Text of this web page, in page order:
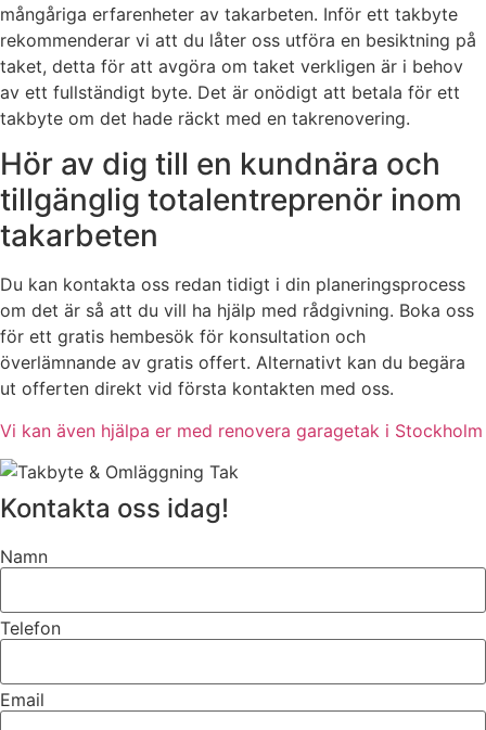
mångåriga erfarenheter av takarbeten. Inför ett takbyte
rekommenderar vi att du låter oss utföra en besiktning på
taket, detta för att avgöra om taket verkligen är i behov
av ett fullständigt byte. Det är onödigt att betala för ett
takbyte om det hade räckt med en takrenovering.
Hör av dig till en kundnära och
tillgänglig totalentreprenör inom
takarbeten
Du kan kontakta oss redan tidigt i din planeringsprocess
om det är så att du vill ha hjälp med rådgivning. Boka oss
för ett gratis hembesök för konsultation och
överlämnande av gratis offert. Alternativt kan du begära
ut offerten direkt vid första kontakten med oss.
Vi kan även hjälpa er med renovera garagetak i Stockholm
Kontakta oss idag!
Namn
Telefon
Email